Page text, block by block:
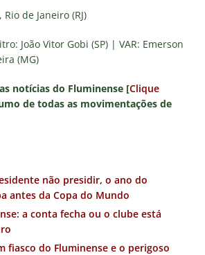
de Janeiro (RJ)
João Vitor Gobi (SP) | VAR: Emerson
(MG)
notícias do Fluminense [Clique
de todas as movimentações de
não presidir, o ano do
antes da Copa do Mundo
a conta fecha ou o clube está
fiasco do Fluminense e o perigoso